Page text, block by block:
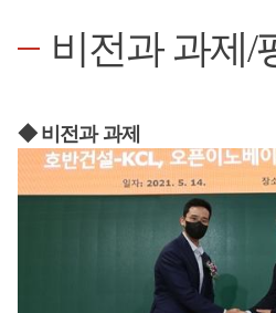
비전과 과제/
◆ 비전과 과제